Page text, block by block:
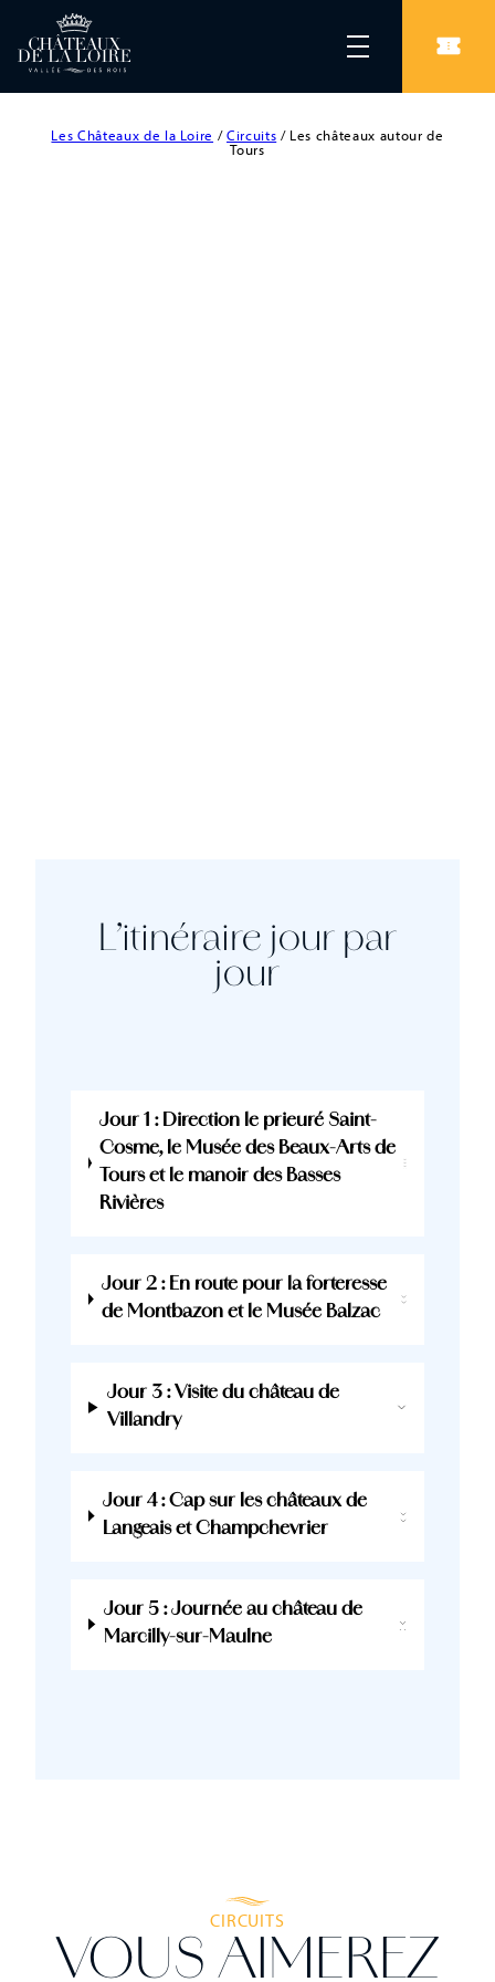
Les Châteaux de la Loire /Circuits / Les châteaux autour de
Tours
L’itinéraire jour par
jour
Jour 1 : Direction le prieuré Saint-
Cosme, le Musée des Beaux-Arts de
Tours et le manoir des Basses
Rivières
Jour 2 : En route pour la forteresse
de Montbazon et le Musée Balzac
Jour 3 : Visite du château de
Villandry
Jour 4 : Cap sur les châteaux de
Langeais et Champchevrier
Jour 5 : Journée au château de
Marcilly-sur-Maulne
CIRCUITS
VOUS AIMEREZ